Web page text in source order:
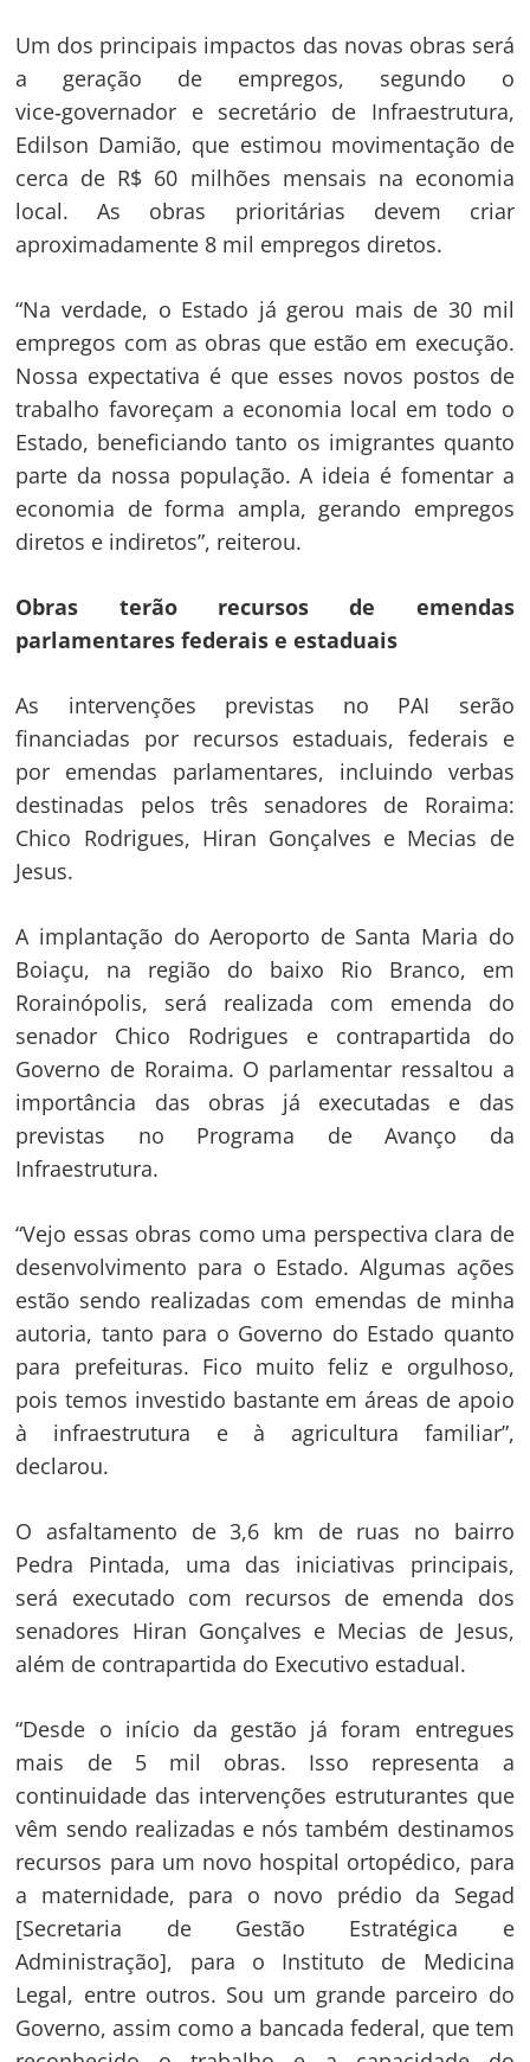
Um dos principais impactos das novas obras será
a geração de empregos, segundo o
vice‑governador e secretário de Infraestrutura,
Edilson Damião, que estimou movimentação de
cerca de R$ 60 milhões mensais na economia
local. As obras prioritárias devem criar
aproximadamente 8 mil empregos diretos.
“Na verdade, o Estado já gerou mais de 30 mil
empregos com as obras que estão em execução.
Nossa expectativa é que esses novos postos de
trabalho favoreçam a economia local em todo o
Estado, beneficiando tanto os imigrantes quanto
parte da nossa população. A ideia é fomentar a
economia de forma ampla, gerando empregos
diretos e indiretos”, reiterou.
Obras terão recursos de emendas
parlamentares federais e estaduais
As intervenções previstas no PAI serão
financiadas por recursos estaduais, federais e
por emendas parlamentares, incluindo verbas
destinadas pelos três senadores de Roraima:
Chico Rodrigues, Hiran Gonçalves e Mecias de
Jesus.
A implantação do Aeroporto de Santa Maria do
Boiaçu, na região do baixo Rio Branco, em
Rorainópolis, será realizada com emenda do
senador Chico Rodrigues e contrapartida do
Governo de Roraima. O parlamentar ressaltou a
importância das obras já executadas e das
previstas no Programa de Avanço da
Infraestrutura.
“Vejo essas obras como uma perspectiva clara de
desenvolvimento para o Estado. Algumas ações
estão sendo realizadas com emendas de minha
autoria, tanto para o Governo do Estado quanto
para prefeituras. Fico muito feliz e orgulhoso,
pois temos investido bastante em áreas de apoio
à infraestrutura e à agricultura familiar”,
declarou.
O asfaltamento de 3,6 km de ruas no bairro
Pedra Pintada, uma das iniciativas principais,
será executado com recursos de emenda dos
senadores Hiran Gonçalves e Mecias de Jesus,
além de contrapartida do Executivo estadual.
“Desde o início da gestão já foram entregues
mais de 5 mil obras. Isso representa a
continuidade das intervenções estruturantes que
vêm sendo realizadas e nós também destinamos
recursos para um novo hospital ortopédico, para
a maternidade, para o novo prédio da Segad
[Secretaria de Gestão Estratégica e
Administração], para o Instituto de Medicina
Legal, entre outros. Sou um grande parceiro do
Governo, assim como a bancada federal, que tem
Navegação
de
Post